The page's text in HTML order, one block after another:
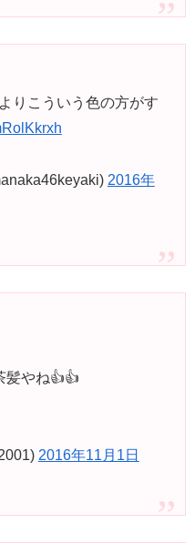
りこういう色の方がす
2016年
髪やね👍👍
2016年11月1日